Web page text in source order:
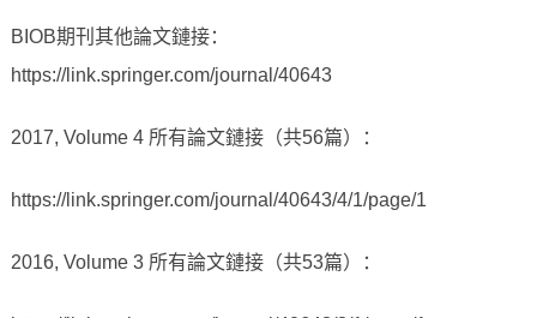
BIOB期刊其他論文鏈接：
https://link.springer.com/journal/40643
2017, Volume 4 所有論文鏈接（共56篇）：
https://link.springer.com/journal/40643/4/1/page/1
2016, Volume 3 所有論文鏈接（共53篇）：